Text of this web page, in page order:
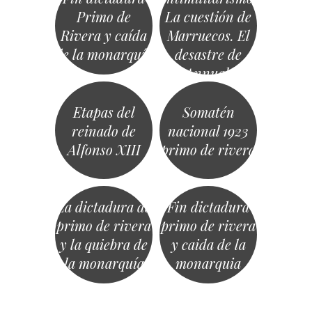
Primo de
Rivera y caída
de la monarquía
La cuestión de
Marruecos. El
desastre de
Annual.
Etapas del
reinado de
Alfonso XIII
Somatén
nacional 1923
primo de rivera
La dictadura de
primo de rivera
y la quiebra de
la monarquía
Fin dictadura
primo de rivera
y caida de la
monarquia